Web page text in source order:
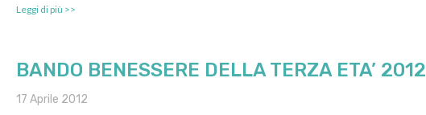
Leggi di più >>
BANDO BENESSERE DELLA TERZA ETA’ 2012
17 Aprile 2012